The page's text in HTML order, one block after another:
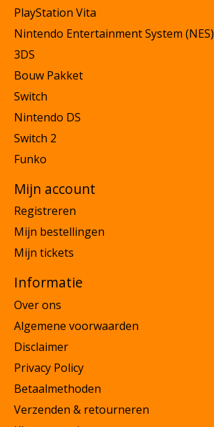
PlayStation Vita
Nintendo Entertainment System (NES)
3DS
Bouw Pakket
Switch
Nintendo DS
Switch 2
Funko
Mijn account
Registreren
Mijn bestellingen
Mijn tickets
Informatie
Over ons
Algemene voorwaarden
Disclaimer
Privacy Policy
Betaalmethoden
Verzenden & retourneren